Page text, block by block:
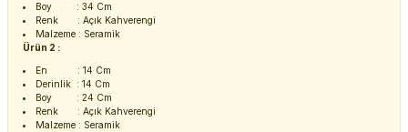
Boy : 34 Cm
Renk : Açık Kahverengi
Malzeme : Seramik
Ürün 2 :
En : 14 Cm
Derinlik : 14 Cm
Boy : 24 Cm
Renk : Açık Kahverengi
Malzeme : Seramik